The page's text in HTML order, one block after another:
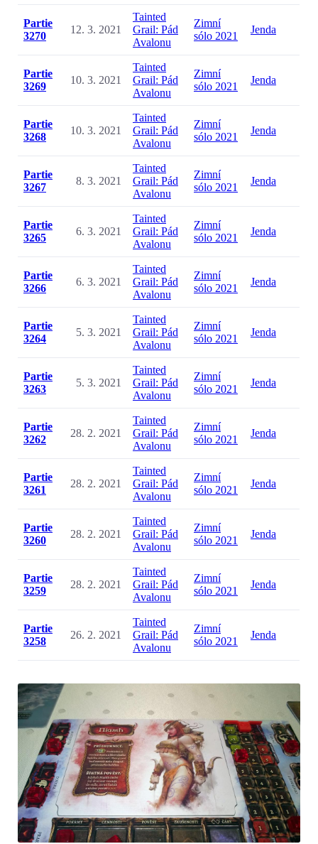
Partie
3270
12. 3. 2021
Tainted
Grail: Pád
Avalonu
Zimní
sólo 2021
Jenda
Partie
3269
10. 3. 2021
Tainted
Grail: Pád
Avalonu
Zimní
sólo 2021
Jenda
Partie
3268
10. 3. 2021
Tainted
Grail: Pád
Avalonu
Zimní
sólo 2021
Jenda
Partie
3267
8. 3. 2021
Tainted
Grail: Pád
Avalonu
Zimní
sólo 2021
Jenda
Partie
3265
6. 3. 2021
Tainted
Grail: Pád
Avalonu
Zimní
sólo 2021
Jenda
Partie
3266
6. 3. 2021
Tainted
Grail: Pád
Avalonu
Zimní
sólo 2021
Jenda
Partie
3264
5. 3. 2021
Tainted
Grail: Pád
Avalonu
Zimní
sólo 2021
Jenda
Partie
3263
5. 3. 2021
Tainted
Grail: Pád
Avalonu
Zimní
sólo 2021
Jenda
Partie
3262
28. 2. 2021
Tainted
Grail: Pád
Avalonu
Zimní
sólo 2021
Jenda
Partie
3261
28. 2. 2021
Tainted
Grail: Pád
Avalonu
Zimní
sólo 2021
Jenda
Partie
3260
28. 2. 2021
Tainted
Grail: Pád
Avalonu
Zimní
sólo 2021
Jenda
Partie
3259
28. 2. 2021
Tainted
Grail: Pád
Avalonu
Zimní
sólo 2021
Jenda
Partie
3258
26. 2. 2021
Tainted
Grail: Pád
Avalonu
Zimní
sólo 2021
Jenda